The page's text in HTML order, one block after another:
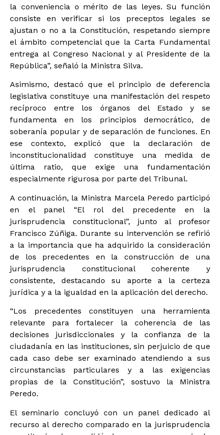
la conveniencia o mérito de las leyes. Su función
consiste en verificar si los preceptos legales se
ajustan o no a la Constitución, respetando siempre
el ámbito competencial que la Carta Fundamental
entrega al Congreso Nacional y al Presidente de la
República”, señaló la Ministra Silva.
Asimismo, destacó que el principio de deferencia
legislativa constituye una manifestación del respeto
recíproco entre los órganos del Estado y se
fundamenta en los principios democrático, de
soberanía popular y de separación de funciones. En
ese contexto, explicó que la declaración de
inconstitucionalidad constituye una medida de
última ratio, que exige una fundamentación
especialmente rigurosa por parte del Tribunal.
A continuación, la Ministra Marcela Peredo participó
en el panel “El rol del precedente en la
jurisprudencia constitucional”, junto al profesor
Francisco Zúñiga. Durante su intervención se refirió
a la importancia que ha adquirido la consideración
de los precedentes en la construcción de una
jurisprudencia constitucional coherente y
consistente, destacando su aporte a la certeza
jurídica y a la igualdad en la aplicación del derecho.
“Los precedentes constituyen una herramienta
relevante para fortalecer la coherencia de las
decisiones jurisdiccionales y la confianza de la
ciudadanía en las instituciones, sin perjuicio de que
cada caso debe ser examinado atendiendo a sus
circunstancias particulares y a las exigencias
propias de la Constitución”, sostuvo la Ministra
Peredo.
El seminario concluyó con un panel dedicado al
recurso al derecho comparado en la jurisprudencia